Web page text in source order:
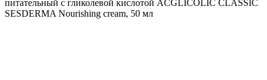
питательный с гликолевой кислотой ACGLICOLIC CLASSIC
SESDERMA Nourishing cream, 50 мл